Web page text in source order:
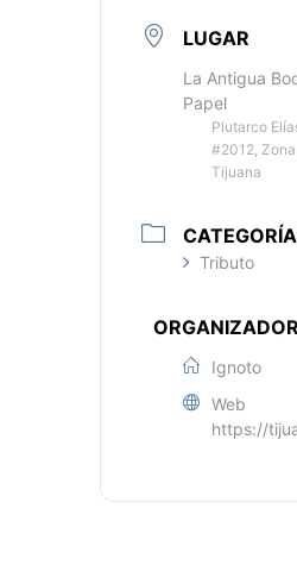
LUGAR
La Antigua
Papel
Plutarco
#2012, Zona
Tijuana
Tributo
ORGANIZADOR
Ignoto
Web
https://